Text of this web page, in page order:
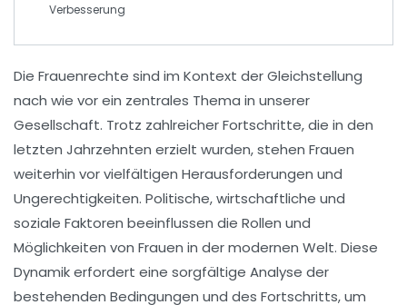
Verbesserung
Die Frauenrechte sind im Kontext derGleichstellung
nach wie vor ein zentrales Thema in unserer
Gesellschaft. Trotz zahlreicherFortschritte, die in den
letzten Jahrzehnten erzielt wurden, stehen Frauen
weiterhin vor vielfältigen Herausforderungen und
Ungerechtigkeiten. Politische, wirtschaftliche und
soziale Faktoren beeinflussen die Rollen und
Möglichkeiten von Frauen in der modernen Welt. Diese
Dynamik erfordert eine sorgfältige Analyse der
bestehenden Bedingungen und des Fortschritts, um